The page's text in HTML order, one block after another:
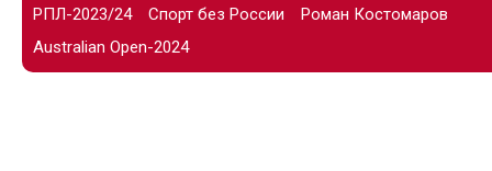
РПЛ-2023/24
Спорт без России
Роман Костомаров
Australian Open-2024